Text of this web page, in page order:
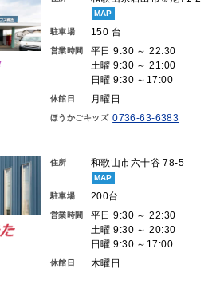
MAP
駐車場 150 台
営業時間
平日 9:30 ～ 22:30
土曜 9:30 ～ 21:00
日曜 9:30 ～17:00
休館日 月曜日
ほうかごキッズ 0736-63-6383
住所 和歌山市六十谷 78-5
MAP
駐車場 200台
営業時間
平日 9:30 ～ 22:30
土曜 9:30 ～ 20:30
日曜 9:30 ～17:00
休館日 木曜日